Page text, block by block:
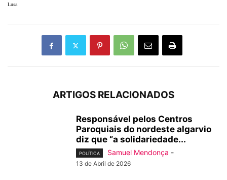
Lusa
ARTIGOS RELACIONADOS
Responsável pelos Centros
Paroquiais do nordeste algarvio
diz que “a solidariedade...
POLÍTICA Samuel Mendonça -
13 de Abril de 2026